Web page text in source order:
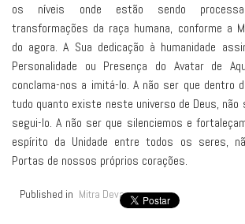
os níveis onde estão sendo
transformações da raça humana, conforme a
do agora. A Sua dedicação à humanidade
Personalidade ou Presença do Avatar de
conclama-nos a imitá-lo. A não ser que dentro
tudo quanto existe neste universo de Deus, não
segui-lo. A não ser que silenciemos e
espírito da Unidade entre todos os seres,
Portas de nossos próprios corações.
Published in Mitra Deva